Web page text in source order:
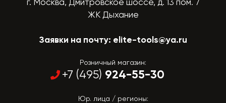
г. Москва, Дмитровское шоссе, д. 13 пом. 7
ЖК Дыхание
Заявки на почту: elite-tools@ya.ru
Розничный магазин:
+7 (495) 924-55-30
Юр. лица / регионы: